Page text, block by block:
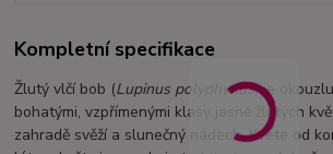
Kompletní specifikace
Žlutý vlčí bob (Lupinus polyphyllus) je
bohatými, vzpřímenými klasy jasně žlutých
zahradě svěží a slunečný nádech. Kvete od